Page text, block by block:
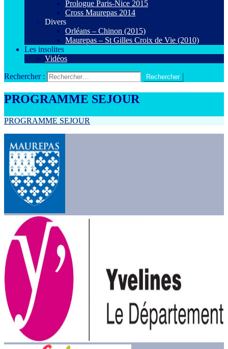
Prologue Paris-Nice 2015
Cross Maurepas 2014
Divers
Orléans – Chinon (2015)
Maurepas – St Gilles Croix de Vie (2010)
Les insolites
Vidéos
Rechercher :
PROGRAMME SEJOUR
PROGRAMME SEJOUR